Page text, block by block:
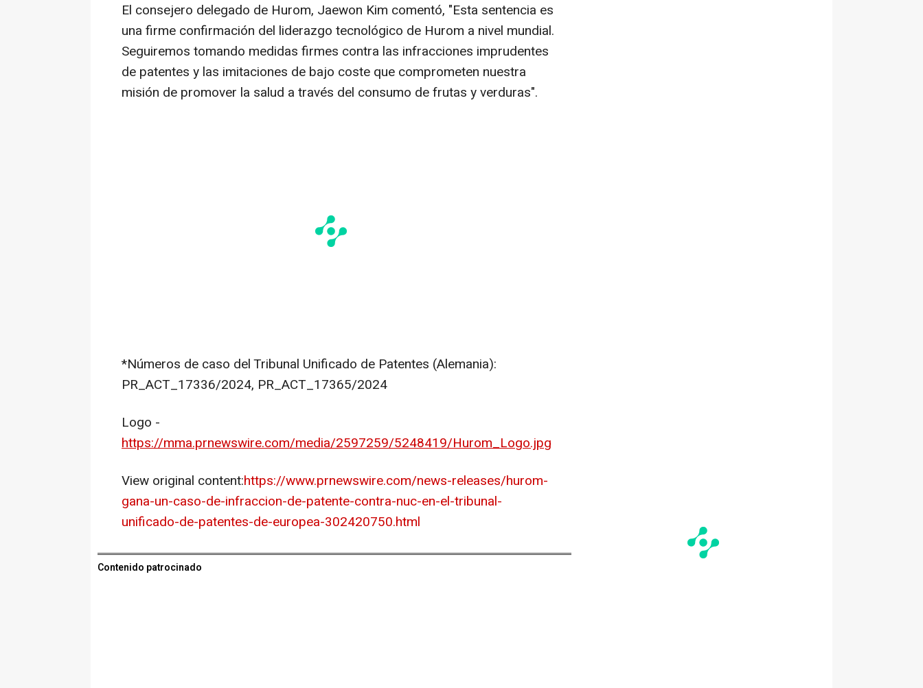
El consejero delegado de Hurom, Jaewon Kim comentó, "Esta sentencia es
una firme confirmación del liderazgo tecnológico de Hurom a nivel mundial.
Seguiremos tomando medidas firmes contra las infracciones imprudentes
de patentes y las imitaciones de bajo coste que comprometen nuestra
misión de promover la salud a través del consumo de frutas y verduras".
*Números de caso del Tribunal Unificado de Patentes (Alemania):
PR_ACT_17336/2024, PR_ACT_17365/2024
Logo -
https://mma.prnewswire.com/media/2597259/5248419/Hurom_Logo.jpg
View original content:https://www.prnewswire.com/news-releases/hurom-
gana-un-caso-de-infraccion-de-patente-contra-nuc-en-el-tribunal-
unificado-de-patentes-de-europea-302420750.html
Contenido patrocinado